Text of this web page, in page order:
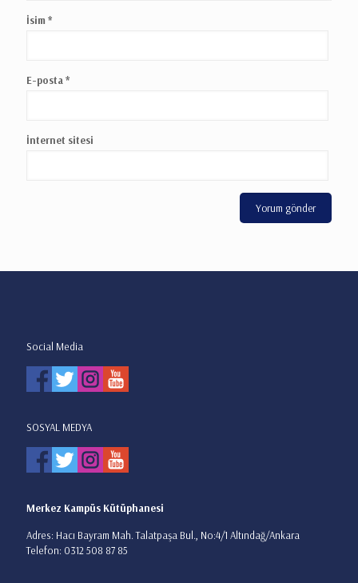
İsim *
E-posta *
İnternet sitesi
Social Media
SOSYAL MEDYA
Merkez Kampüs Kütüphanesi
Adres: Hacı Bayram Mah. Talatpaşa Bul., No:4/1 Altındağ/Ankara
Telefon: 0312 508 87 85